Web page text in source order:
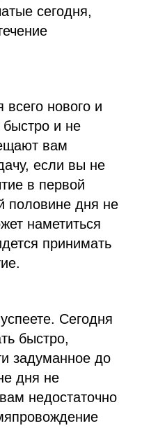
сегодня,
нового и
быстро и не
вам
если вы не
в первой
половине дня не
наметиться
принимать
Сегодня
быстро,
задуманное до
дня не
недостаточно